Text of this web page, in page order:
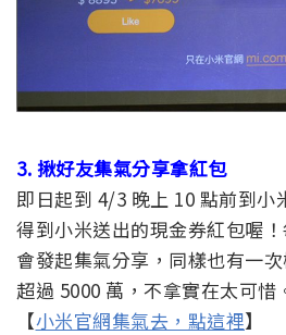
3. 揪好友集氣分享拿紅包
即日起到 4/3 晚上 10 點前到小
得到小米送出的現金券紅包喔
會發起集氣分享，同樣也有一
超過 5000 萬，不拿實在太可惜
【小米官網集氣去，點這裡】